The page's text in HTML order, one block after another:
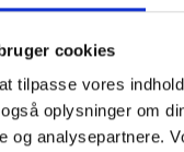
cookies
tilpasse vores
oplysninger om
og analysepartnere.